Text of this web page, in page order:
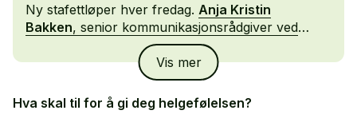
Ny stafettløper hver fredag. Anja Kristin
Bakken, senior kommunikasjonsrådgiver ved
Hovedredningssentralen, ga pinnen videre til
Kjersti Sandvik Bernt, Head of Communications
and Sustainability i Nordic Steel AS.
Vis mer
Hva skal til for å gi deg helgefølelsen?